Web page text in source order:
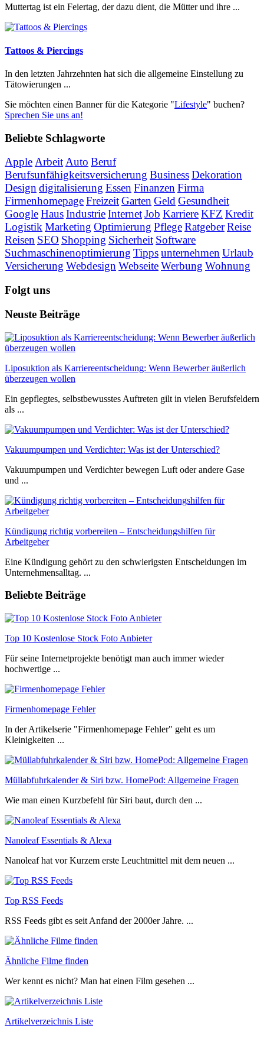
Muttertag ist ein Feiertag, der dazu dient, die Mütter und ihre ...
Tattoos & Piercings
In den letzten Jahrzehnten hat sich die allgemeine Einstellung zu
Tätowierungen ...
Sie möchten einen Banner für die Kategorie "Lifestyle" buchen?
Sprechen Sie uns an!
Beliebte Schlagworte
AppleArbeitAuto Beruf
Berufsunfähigkeitsversicherung BusinessDekoration
Designdigitalisierung EssenFinanzenFirma
FirmenhomepageFreizeitGartenGeldGesundheit
GoogleHausIndustrieInternetJob KarriereKFZ Kredit
LogistikMarketing Optimierung PflegeRatgeberReise
Reisen SEO Shopping Sicherheit Software
Suchmaschinenoptimierung TippsunternehmenUrlaub
Versicherung WebdesignWebseiteWerbung Wohnung
Folgt uns
Neuste Beiträge
Liposuktion als Karriereentscheidung: Wenn Bewerber äußerlich
überzeugen wollen
Ein gepflegtes, selbstbewusstes Auftreten gilt in vielen Berufsfeldern
als ...
Vakuumpumpen und Verdichter: Was ist der Unterschied?
Vakuumpumpen und Verdichter bewegen Luft oder andere Gase
und ...
Kündigung richtig vorbereiten – Entscheidungshilfen für
Arbeitgeber
Eine Kündigung gehört zu den schwierigsten Entscheidungen im
Unternehmensalltag. ...
Beliebte Beiträge
Top 10 Kostenlose Stock Foto Anbieter
Für seine Internetprojekte benötigt man auch immer wieder
hochwertige ...
Firmenhomepage Fehler
In der Artikelserie "Firmenhomepage Fehler" geht es um
Kleinigkeiten ...
Müllabfuhrkalender & Siri bzw. HomePod: Allgemeine Fragen
Wie man einen Kurzbefehl für Siri baut, durch den ...
Nanoleaf Essentials & Alexa
Nanoleaf hat vor Kurzem erste Leuchtmittel mit dem neuen ...
Top RSS Feeds
RSS Feeds gibt es seit Anfand der 2000er Jahre. ...
Ähnliche Filme finden
Wer kennt es nicht? Man hat einen Film gesehen ...
Artikelverzeichnis Liste